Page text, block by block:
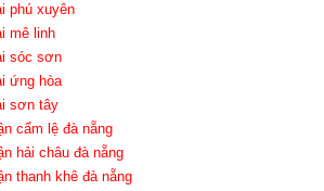
phú xuyên
mê linh
sóc sơn
ứng hòa
sơn tây
cẩm lệ đà nẵng
hải châu đà nẵng
thanh khê đà nẵng